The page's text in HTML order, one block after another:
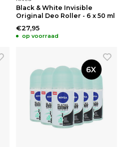
Black & White Invisible
Original Deo Roller - 6 x 50 ml
€27,95
op voorraad